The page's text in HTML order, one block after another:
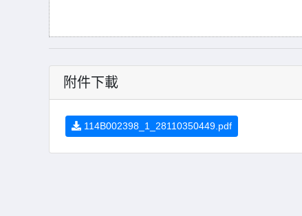
附件下載
114B002398_1_28110350449.pdf